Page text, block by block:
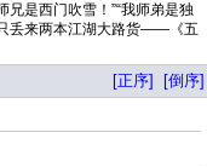
兄是西门吹雪！”“我师弟是独
丢来两本江湖大路货——《五
[正序] [倒序]